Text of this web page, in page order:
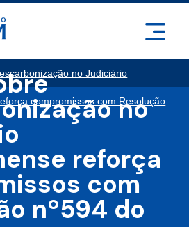
no Judiciário
compromissos com Resolução
no
reforça
com
nº594 do